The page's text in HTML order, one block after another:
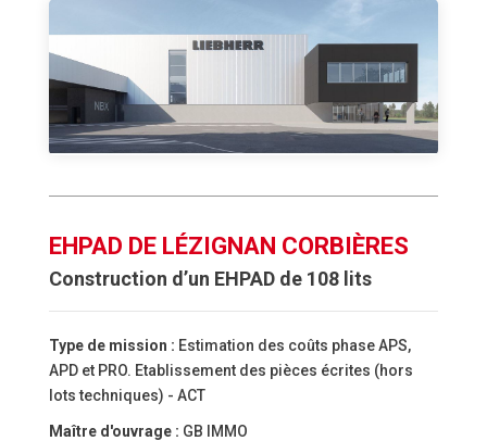
EHPAD DE LÉZIGNAN CORBIÈRES
Construction d’un EHPAD de 108 lits
Type de mission : Estimation des coûts phase APS,
APD et PRO. Etablissement des pièces écrites (hors
lots techniques) - ACT
Maître d'ouvrage : GB IMMO